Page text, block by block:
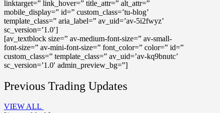
linktarget=” link_hover=” title_attr=” alt_attr=”
mobile_display=” id=” custom_class=’tu-blog’
template_class=” aria_label=” av_uid=’av-5i2fwyz’
sc_version=’1.0′]
[av_textblock size=” av-medium-font-size=” av-small-
font-size=” av-mini-font-size=” font_color=” color=” id=”
custom_class=” template_class=” av_uid=’av-kq9bnutc’
sc_version=’1.0′ admin_preview_bg=”]
Previous Trading Updates
VIEW ALL